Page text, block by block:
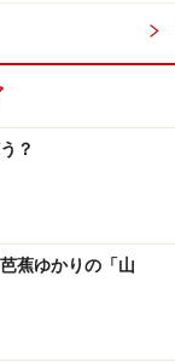
？
蕉ゆかりの「山